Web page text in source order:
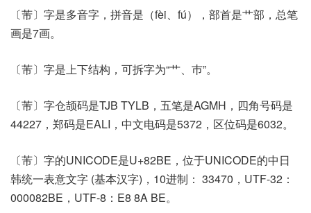
〔芾〕字是多音字，拼音是（fèi、fú），部首是艹部，总笔
画是7画。
〔芾〕字是上下结构，可拆字为“艹、巿”。
〔芾〕字仓颉码是TJB TYLB，五笔是AGMH，四角号码是
44227，郑码是EALI，中文电码是5372，区位码是6032。
〔芾〕字的UNICODE是U+82BE，位于UNICODE的中日
韩统一表意文字 (基本汉字)，10进制： 33470，UTF-32：
000082BE，UTF-8：E8 8A BE。